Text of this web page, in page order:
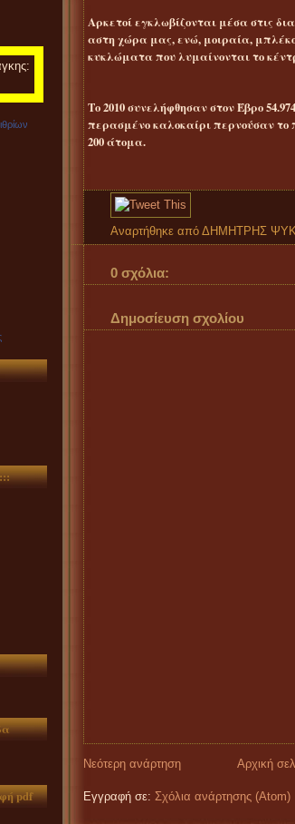
pdf
Αρκετοί εγκλωβίζονται μέσα στις
αστη χώρα μας, ενώ, μοιραία,
κυκλώματα που λυμαίνονται το
Το 2010 συνελήφθησαν στον Έβρο
περασμένο καλοκαίρι περνούσαν το
200 άτομα.
Αναρτήθηκε από ΔΗΜΗΤΡΗΣ
0 σχόλια:
Δημοσίευση σχολίου
Νεότερη ανάρτηση Αρχική
Εγγραφή σε: Σχόλια ανάρτησης (Atom)